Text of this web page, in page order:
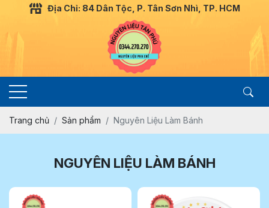
Địa Chỉ: 84 Dân Tộc, P. Tân Sơn Nhì, TP. HCM
Trang chủ Sản phẩm Nguyên Liệu Làm Bánh
NGUYÊN LIỆU LÀM BÁNH